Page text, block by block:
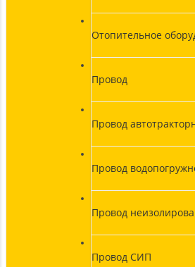
Отопительное
Провод
Провод
Провод
Провод
Провод СИП